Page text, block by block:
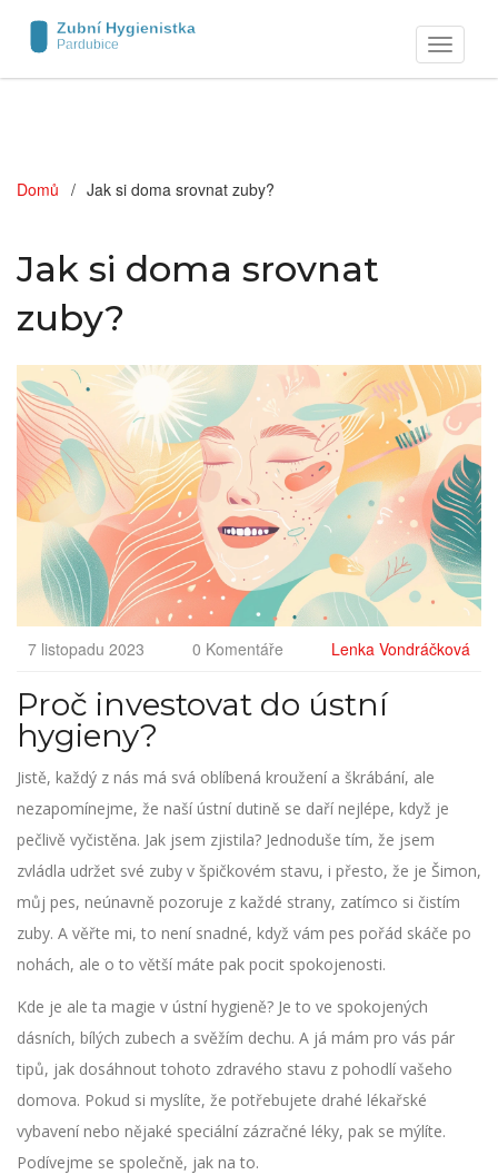
Zobrazit
navigaci
Domů Jak si doma srovnat zuby?
Jak si doma srovnat
zuby?
7 listopadu 2023 0 Komentáře Lenka Vondráčková
Proč investovat do ústní
hygieny?
Jistě, každý z nás má svá oblíbená kroužení a škrábání, ale
nezapomínejme, že naší ústní dutině se daří nejlépe, když je
pečlivě vyčistěna. Jak jsem zjistila? Jednoduše tím, že jsem
zvládla udržet své zuby v špičkovém stavu, i přesto, že je Šimon,
můj pes, neúnavně pozoruje z každé strany, zatímco si čistím
zuby. A věřte mi, to není snadné, když vám pes pořád skáče po
nohách, ale o to větší máte pak pocit spokojenosti.
Kde je ale ta magie v ústní hygieně? Je to ve spokojených
dásních, bílých zubech a svěžím dechu. A já mám pro vás pár
tipů, jak dosáhnout tohoto zdravého stavu z pohodlí vašeho
domova. Pokud si myslíte, že potřebujete drahé lékařské
vybavení nebo nějaké speciální zázračné léky, pak se mýlíte.
Podívejme se společně, jak na to.